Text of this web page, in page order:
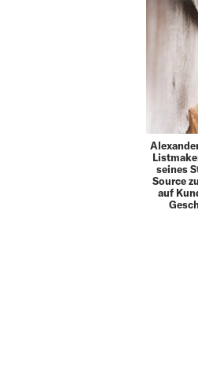
seines
Source
auf